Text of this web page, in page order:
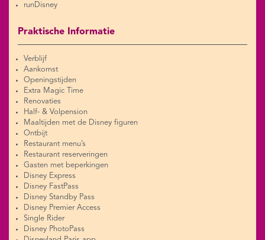
runDisney
Praktische Informatie
Verblijf
Aankomst
Openingstijden
Extra Magic Time
Renovaties
Half- & Volpension
Maaltijden met de Disney figuren
Ontbijt
Restaurant menu’s
Restaurant reserveringen
Gasten met beperkingen
Disney Express
Disney FastPass
Disney Standby Pass
Disney Premier Access
Single Rider
Disney PhotoPass